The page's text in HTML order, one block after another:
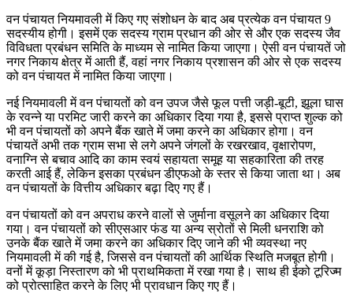
वन पंचायत नियमावली में किए गए संशोधन के बाद अब प्रत्येक वन पंचायत 9
सदस्यीय होगी। इसमें एक सदस्य ग्राम प्रधान की ओर से और एक सदस्य जैव
विविधता प्रबंधन समिति के माध्यम से नामित किया जाएगा। ऐसी वन पंचायतें जो
नगर निकाय क्षेत्र में आती हैं, वहां नगर निकाय प्रशासन की ओर से एक सदस्य
को वन पंचायत में नामित किया जाएगा।
नई नियमावली में वन पंचायतों को वन उपज जैसे फूल पत्ती जड़ी-बूटी, झूला घास
के रवन्ने या परमिट जारी करने का अधिकार दिया गया है, इससे प्राप्त शुल्क को
भी वन पंचायतों को अपने बैंक खाते में जमा करने का अधिकार होगा। वन
पंचायतें अभी तक ग्राम सभा से लगे अपने जंगलों के रखरखाव, वृक्षारोपण,
वनाग्नि से बचाव आदि का काम स्वयं सहायता समूह या सहकारिता की तरह
करती आई हैं, लेकिन इसका प्रबंधन डीएफओ के स्तर से किया जाता था। अब
वन पंचायतों के वित्तीय अधिकार बढ़ा दिए गए हैं।
वन पंचायतों को वन अपराध करने वालों से जुर्माना वसूलने का अधिकार दिया
गया। वन पंचायतों को सीएसआर फंड या अन्य स्रोतों से मिली धनराशि को
उनके बैंक खाते में जमा करने का अधिकार दिए जाने की भी व्यवस्था नए
नियमावली में की गई है, जिससे वन पंचायतों की आर्थिक स्थिति मजबूत होगी।
वनों में कूड़ा निस्तारण को भी प्राथमिकता में रखा गया है। साथ ही ईको टूरिज्म
को प्रोत्साहित करने के लिए भी प्रावधान किए गए हैं।